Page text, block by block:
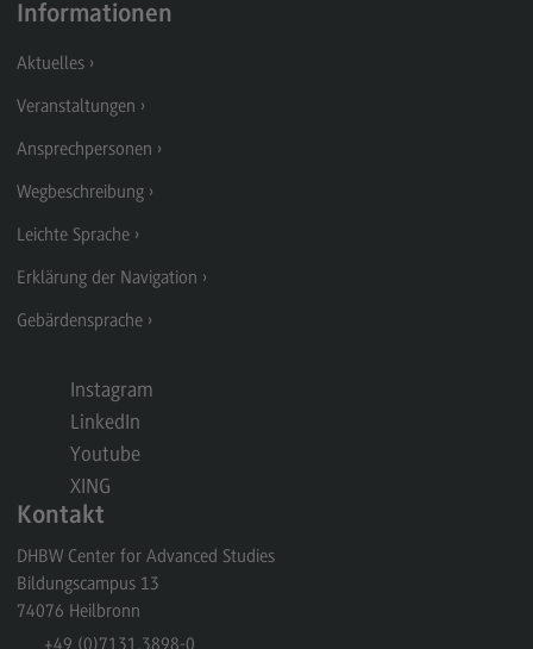
Intelligence
Rahmenbedingungen
Modulangebot
Berufsperspektiven
Kontakt
Digital Business Management
Digital Business Management
Berufsperspektiven
Kontakt
Digitalisierung in der Sozialen Arbeit
Digitalisierung in der Sozialen Arbeit
Modulangebot
Berufsperspektiven
Informationen
Aktuelles
Veranstaltungen
Ansprechpersonen
Wegbeschreibung
Leichte Sprache
Erklärung der Navigation
Gebärdensprache
Instagram
LinkedIn
Youtube
XING
Kontakt
DHBW Center for Advanced Studies
Bildungscampus 13
74076 Heilbronn
+49 (0)7131.3898-0